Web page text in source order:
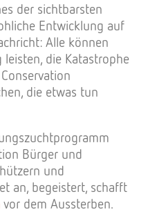
der sichtbarsten
Entwicklung auf
Alle können
die Katastrophe
die etwas tun
Bürger und
und
an, begeistert, schafft
vor dem Aussterben.